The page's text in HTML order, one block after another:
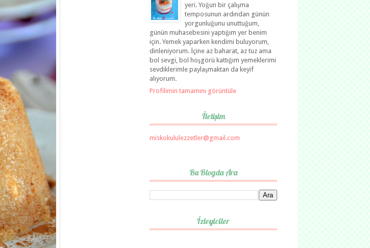
yeri. Yoğun bir çalışma
temposunun ardından günün
yorgunluğunu unuttuğum,
günün muhasebesini yaptığım yer benim
için. Yemek yaparken kendimi buluyorum,
dinleniyorum. İçine az baharat, az tuz ama
bol sevgi, bol hoşgörü kattığım yemeklerimi
sevdiklerimle paylaşmaktan da keyif
alıyorum.
Profilimin tamamını görüntüle
İletişim
miskokululezzetler@gmail.com
Bu Blogda Ara
İzleyiciler